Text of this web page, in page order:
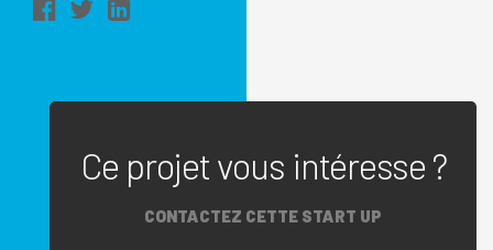
Ce projet vous intéresse ?
CONTACTEZ CETTE START UP